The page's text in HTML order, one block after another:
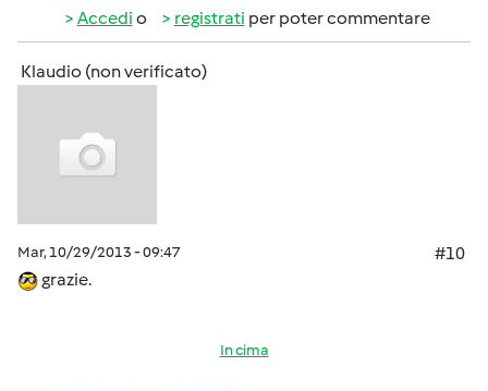
Accedi o registrati per poter commentare
Klaudio (non verificato)
Mar, 10/29/2013 - 09:47
#10
grazie.
In cima